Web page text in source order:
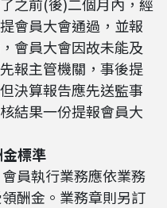
會員大會通過，並報
會員大會因故未能及
報主管機關，事後提
決算報告應先送監事
結果一份提報會員大
標準
員執行業務應依業務
酬金。業務章則另訂